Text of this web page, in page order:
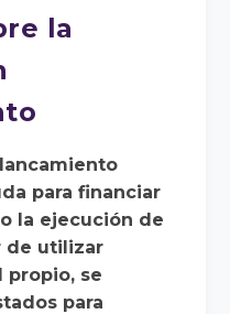
la
para financiar
la ejecución de
de utilizar
propio, se
para